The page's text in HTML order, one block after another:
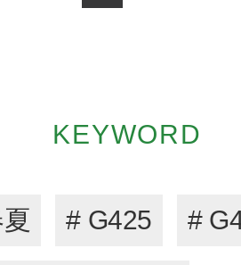
KEYWORD
# G425 #